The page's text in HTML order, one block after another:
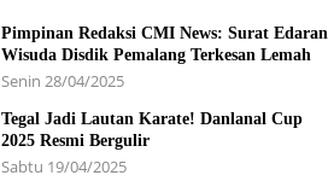
Pimpinan Redaksi CMI News: Surat Edaran
Wisuda Disdik Pemalang Terkesan Lemah
Senin 28/04/2025
Tegal Jadi Lautan Karate! Danlanal Cup
2025 Resmi Bergulir
Sabtu 19/04/2025